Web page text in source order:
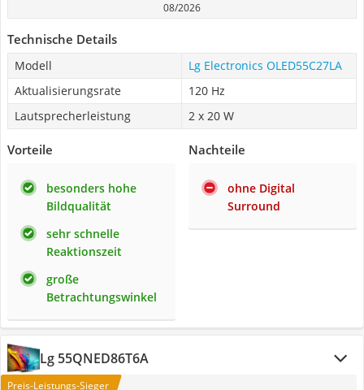
08/2026
Technische Details
Modell
Lg Electronics OLED55C27LA
Aktualisierungsrate
120 Hz
Lautsprecherleistung
2 x 20 W
Vorteile
besonders hohe
Bildqualität
sehr schnelle
Reaktionszeit
große
Betrachtungswinkel
Nachteile
ohne Digital
Surround
Lg 55QNED86T6A
Preis-Leistungs-Sieger